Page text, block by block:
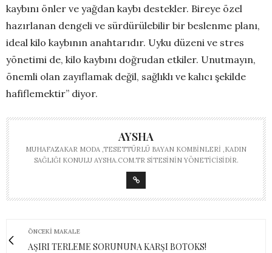
kaybını önler ve yağdan kaybı destekler. Bireye özel
hazırlanan dengeli ve sürdürülebilir bir beslenme planı,
ideal kilo kaybının anahtarıdır. Uyku düzeni ve stres
yönetimi de, kilo kaybını doğrudan etkiler. Unutmayın,
önemli olan zayıflamak değil, sağlıklı ve kalıcı şekilde
hafiflemektir” diyor.
AYSHA
MUHAFAZAKAR MODA ,TESETTÜRLÜ BAYAN KOMBINLERI ,KADIN
SAĞLIĞI KONULU AYSHA.COM.TR SITESININ YÖNETICISIDIR.
ÖNCEKI MAKALE
AŞIRI TERLEME SORUNUNA KARŞI BOTOKS!